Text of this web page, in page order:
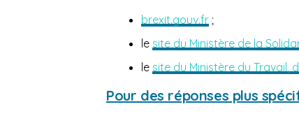
brexit.gouv.fr ;
le site du Ministère de la
le site du Ministère du Travail,
Pour des réponses plus